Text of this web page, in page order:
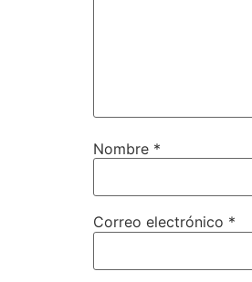
Nombre *
Correo electrónico *